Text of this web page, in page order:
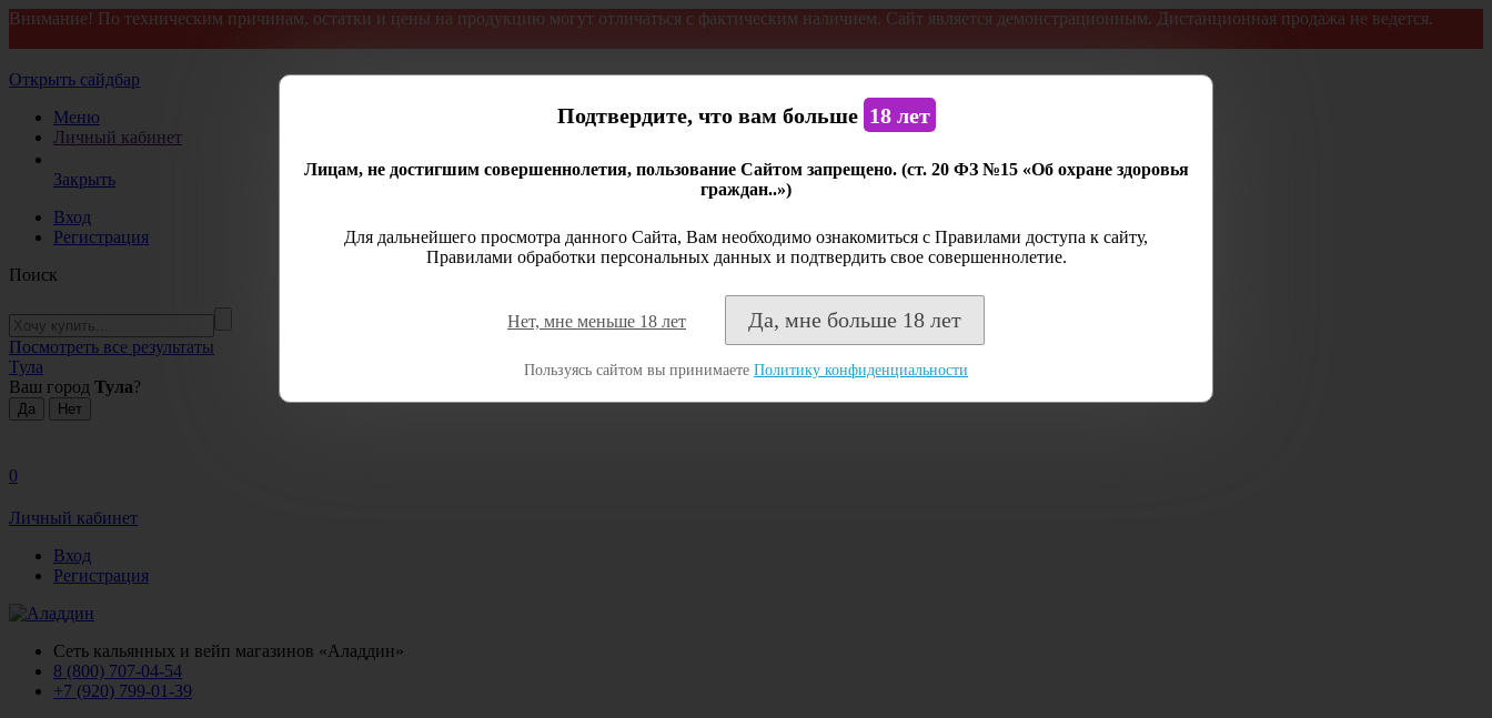
Внимание! По техническим причинам, остатки и цены на продукцию могут отличаться с фактическим наличием. Сайт является демонстрационным. Дистанционная продажа не ведется.
Открыть сайдбар
Меню
Личный кабинет
Закрыть
Вход
Регистрация
Поиск
Посмотреть все результаты
Тула
Ваш город Тула?
0
Личный кабинет
Вход
Регистрация
Сеть кальянных и вейп магазинов «Аладдин»
8 (800) 707-04-54
+7 (920) 799-01-39
Подтвердите, что вам больше 18 лет
Лицам, не достигшим совершеннолетия, пользование Сайтом запрещено. (ст. 20 ФЗ №15 «Об охране здоровья
граждан..»)
Для дальнейшего просмотра данного Сайта, Вам необходимо ознакомиться с Правилами доступа к сайту,
Правилами обработки персональных данных и подтвердить свое совершеннолетие.
Нет, мне меньше 18 лет Да, мне больше 18 лет
Пользуясь сайтом вы принимаете Политику конфиденциальности